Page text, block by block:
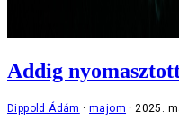
Addig
Dippold Ádám majom 2025.